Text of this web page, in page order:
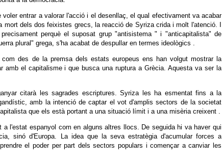
voler entrar a valorar l'acció i el desenllaç, el qual efectivament va acabar
mort dels dos feixistes grecs, la reacció de Syriza crida i molt l'atenció. I
perquè el suposat grup "antisistema " i "anticapitalista" de
plural" grega, s'ha acabat de despullar en termes ideològics .
des de la premsa dels estats europeus ens han volgut mostrar la
amb el capitalisme i que busca una ruptura a Grècia. Aquesta va ser la
citarà les sagrades escriptures. Syriza les ha esmentat fins a la
amb la intenció de captar el vot d'amplis sectors de la societat
que els està portant a una situació límit i a una misèria creixent .
l'estat espanyol com en alguns altres llocs. De seguida hi va haver qui
sinó d'Europa. La idea que la seva estratègia d'acumular forces a
el poder per part dels sectors populars i començar a canviar les